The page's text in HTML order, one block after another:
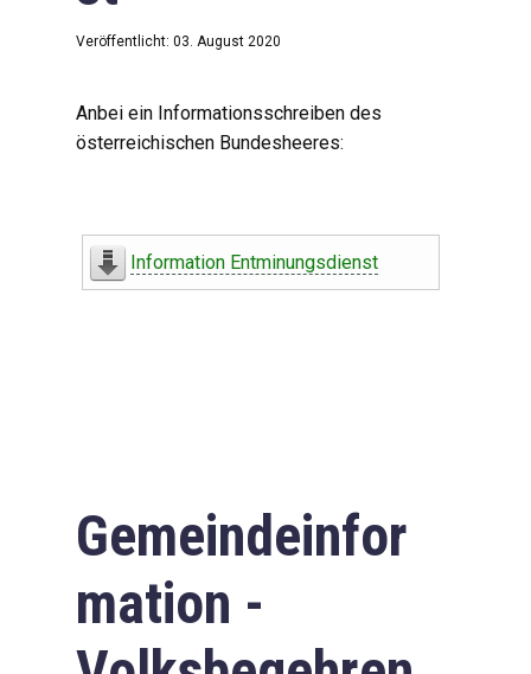
Veröffentlicht: 03. August 2020
Anbei ein Informationsschreiben des
österreichischen Bundesheeres:
Information Entminungsdienst
Gemeindeinfor
mation -